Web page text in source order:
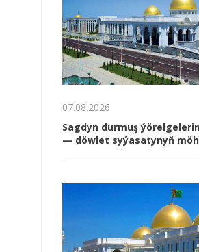
07.08.2026
Sagdyn durmuş
— döwlet syýasatynyň